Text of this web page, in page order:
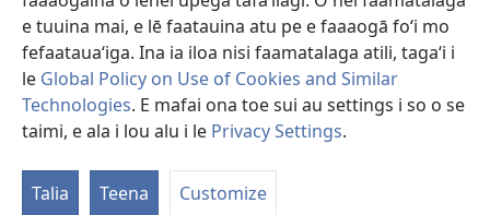
e tuuina mai, e lē faatauina atu pe e faaaogā foʻi mo
fefaatauaʻiga. Ina ia iloa nisi faamatalaga atili, tagaʻi i
le Global Policy on Use of Cookies and Similar
Technologies. E mafai ona toe sui au settings i so o se
taimi, e ala i lou alu i le Privacy Settings.
Talia Teena Customize
polokalame)
Copyright© 2026 Watch Tower Bible and Tract Society of Pennsylvania.
AIĀIGA MO LE FAAAOGĀINA|MALIEGA FAALETULAFONO
SETTINGS